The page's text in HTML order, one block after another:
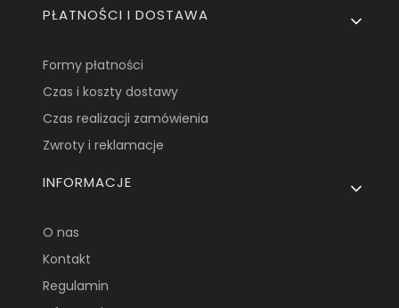
PŁATNOŚCI I DOSTAWA
Formy płatności
Czas i koszty dostawy
Czas realizacji zamówienia
Zwroty i reklamacje
INFORMACJE
O nas
Kontakt
Regulamin